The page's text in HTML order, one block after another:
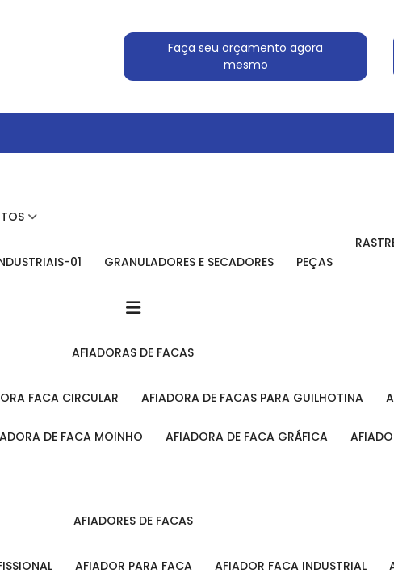
Faça seu orçamento agora
mesmo
01 GRANULADORES E SECADORES PEÇAS
AFIADORAS DE FACAS
FACA CIRCULAR AFIADORA DE FACAS PARA GUILHOTINA
DE FACA MOINHO AFIADORA DE FACA GRÁFICA
AFIADORES DE FACAS
AFIADOR PARA FACA AFIADOR FACA INDUSTRIAL